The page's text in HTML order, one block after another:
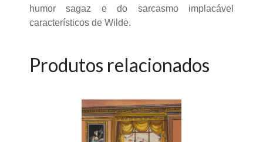
humor sagaz e do sarcasmo implacável
característicos de Wilde.
Produtos relacionados